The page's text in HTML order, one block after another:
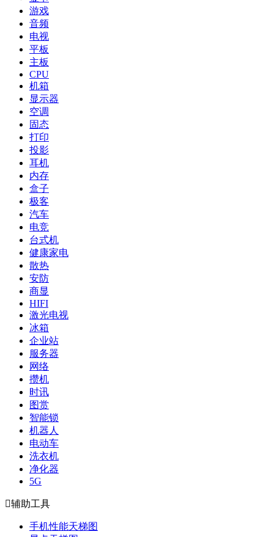
游戏
音频
电视
平板
主板
CPU
机箱
显示器
空调
固态
打印
投影
耳机
内存
盒子
极客
汽车
电竞
台式机
健康家电
散热
安防
商显
HIFI
激光电视
冰箱
企业站
服务器
网络
攒机
时讯
图赏
智能锁
机器人
电动车
洗衣机
净化器
5G
辅助工具
手机性能天梯图